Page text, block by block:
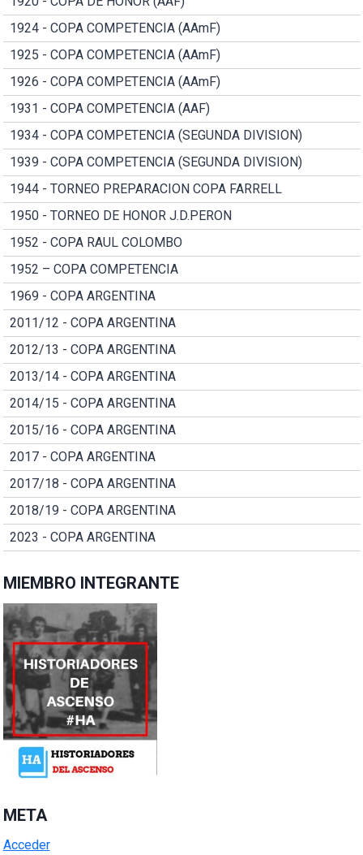
1924 - COPA COMPETENCIA (AAmF)
1925 - COPA COMPETENCIA (AAmF)
1926 - COPA COMPETENCIA (AAmF)
1931 - COPA COMPETENCIA (AAF)
1934 - COPA COMPETENCIA (SEGUNDA DIVISION)
1939 - COPA COMPETENCIA (SEGUNDA DIVISION)
1944 - TORNEO PREPARACION COPA FARRELL
1950 - TORNEO DE HONOR J.D.PERON
1952 - COPA RAUL COLOMBO
1952 – COPA COMPETENCIA
1969 - COPA ARGENTINA
2011/12 - COPA ARGENTINA
2012/13 - COPA ARGENTINA
2013/14 - COPA ARGENTINA
2014/15 - COPA ARGENTINA
2015/16 - COPA ARGENTINA
2017 - COPA ARGENTINA
2017/18 - COPA ARGENTINA
2018/19 - COPA ARGENTINA
2023 - COPA ARGENTINA
MIEMBRO INTEGRANTE
META
Acceder